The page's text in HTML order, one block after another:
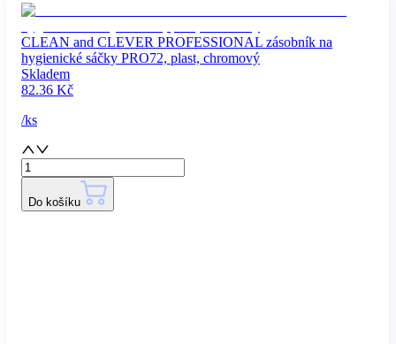
CLEAN and CLEVER PROFESSIONAL zásobník na
hygienické sáčky PRO72, plast, chromový
Skladem
82.36 Kč
/ks
Do košíku